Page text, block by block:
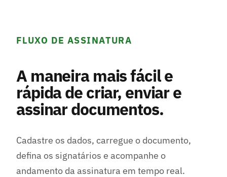
FLUXO DE ASSINATURA
A maneira mais fácil e
rápida de criar, enviar e
assinar documentos.
Cadastre os dados, carregue o documento,
defina os signatários e acompanhe o
andamento da assinatura em tempo real.